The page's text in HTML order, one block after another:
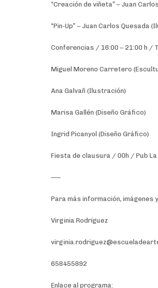
“Creación de viñeta” – Juan
“Pin-Up” – Juan Carlos Quesada
Conferencias / 16:00 – 21:00 h /
Miguel Moreno Carretero
Ana Galvañ (Ilustración)
Marisa Gallén (Diseño Gráfico)
Ingrid Picanyol (Diseño Gráfico)
Fiesta de clausura / 00h / Pub
—–
Para más información,
Virginia Rodríguez
658455892
Enlace al programa: